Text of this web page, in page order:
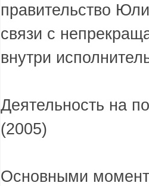
правительство
связи с
внутри
Деятельность на
(2005)
Основными